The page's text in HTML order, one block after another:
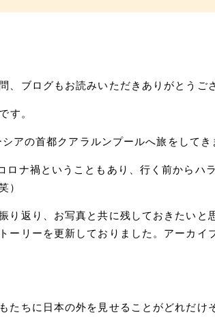
、ブログもお読みいただきありがとうご
す。
アの首都クアラルンプールへ旅をしてき
ロナ禍ということもあり、行く前からハ
）
り返り、お写真と共に残しておきたい
ーリーを更新しておりました。アーカイ
たちに日本の外を見せることがどれだけ